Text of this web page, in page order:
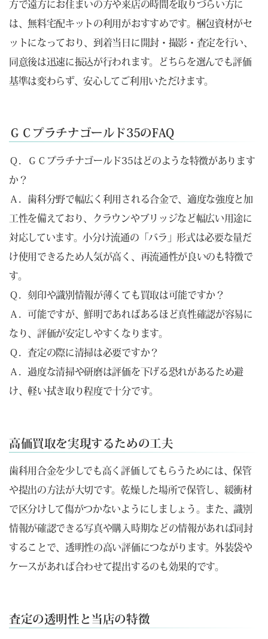
方で遠方にお住まいの方や来店の時間を取りづらい方に
は、無料宅配キットの利用がおすすめです。梱包資材がセ
ットになっており、到着当日に開封・撮影・査定を行い、
同意後は迅速に振込が行われます。どちらを選んでも評価
基準は変わらず、安心してご利用いただけます。
ＧＣプラチナゴールド35のFAQ
Ｑ．ＧＣプラチナゴールド35はどのような特徴があります
か？
Ａ．歯科分野で幅広く利用される合金で、適度な強度と加
工性を備えており、クラウンやブリッジなど幅広い用途に
対応しています。小分け流通の「バラ」形式は必要な量だ
け使用できるため人気が高く、再流通性が良いのも特徴で
す。
Ｑ．刻印や識別情報が薄くても買取は可能ですか？
Ａ．可能ですが、鮮明であればあるほど真性確認が容易に
なり、評価が安定しやすくなります。
Ｑ．査定の際に清掃は必要ですか？
Ａ．過度な清掃や研磨は評価を下げる恐れがあるため避
け、軽い拭き取り程度で十分です。
高価買取を実現するための工夫
歯科用合金を少しでも高く評価してもらうためには、保管
や提出の方法が大切です。乾燥した場所で保管し、緩衝材
で区分けして傷がつかないようにしましょう。また、識別
情報が確認できる写真や購入時期などの情報があれば同封
することで、透明性の高い評価につながります。外装袋や
ケースがあれば合わせて提出するのも効果的です。
査定の透明性と当店の特徴